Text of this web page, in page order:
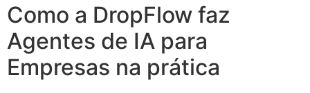
Como a DropFlow faz
Agentes de IA para
Empresas na prática